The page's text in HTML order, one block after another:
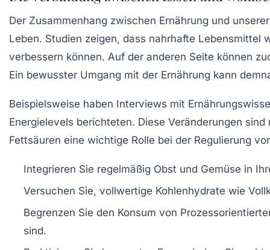
Der Zusammenhang zwischen Ernährung und
Leben. Studien zeigen, dass nahrhafte Lebensmittel
verbessern können. Auf der anderen Seite können
Ein bewusster Umgang mit der Ernährung kann
Beispielsweise haben Interviews mit
Energielevels berichteten. Diese Veränderungen
Fettsäuren eine wichtige Rolle bei der Regulierung
Integrieren Sie regelmäßig Obst und Gemüse in
Versuchen Sie, vollwertige Kohlenhydrate wie
Begrenzen Sie den Konsum von
sind.